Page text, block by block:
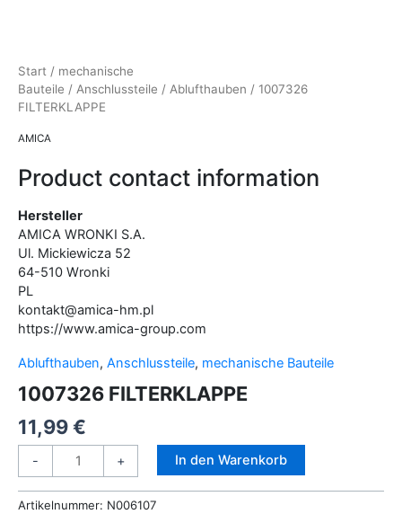
Start / mechanische
Bauteile / Anschlussteile / Ablufthauben / 1007326
FILTERKLAPPE
AMICA
Product contact information
Hersteller
AMICA WRONKI S.A.
Ul. Mickiewicza 52
64-510 Wronki
PL
kontakt@amica-hm.pl
https://www.amica-group.com
Ablufthauben, Anschlussteile, mechanische Bauteile
1007326 FILTERKLAPPE
11,99€
-
Menge
+ In den Warenkorb
Artikelnummer: N006107